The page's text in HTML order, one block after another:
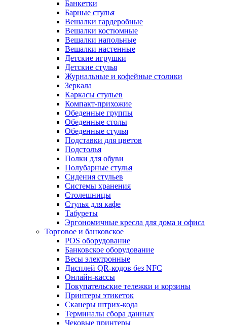
Банкетки
Барные стулья
Вешалки гардеробные
Вешалки костюмные
Вешалки напольные
Вешалки настенные
Детские игрушки
Детские стулья
Журнальные и кофейные столики
Зеркала
Каркасы стульев
Компакт-прихожие
Обеденные группы
Обеденные столы
Обеденные стулья
Подставки для цветов
Подстолья
Полки для обуви
Полубарные стулья
Сидения стульев
Системы хранения
Столешницы
Стулья для кафе
Табуреты
Эргономичные кресла для дома и офиса
Торговое и банковское
POS оборудование
Банковское оборудование
Весы электронные
Дисплей QR-кодов без NFC
Онлайн-кассы
Покупательские тележки и корзины
Принтеры этикеток
Сканеры штрих-кода
Терминалы сбора данных
Чековые принтеры